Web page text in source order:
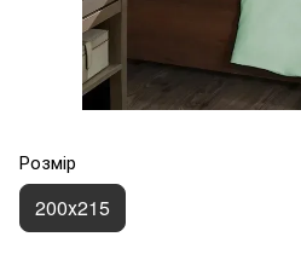
Розмір
200х215